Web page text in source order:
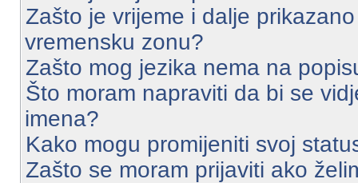
Zašto je vrijeme i dalje
vremensku zonu?
Zašto mog jezika nema na
Što moram napraviti da bi se
imena?
Kako mogu promijeniti svoj
Zašto se moram prijaviti ako